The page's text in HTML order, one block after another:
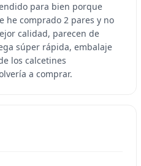
para bien porque
he comprado 2 pares y no
calidad, parecen de
súper rápida, embalaje
los calcetines
a comprar.